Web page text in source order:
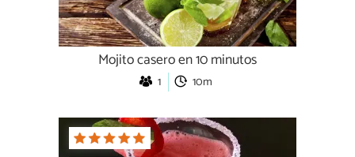
Mojito casero en 10 minutos
1 10m